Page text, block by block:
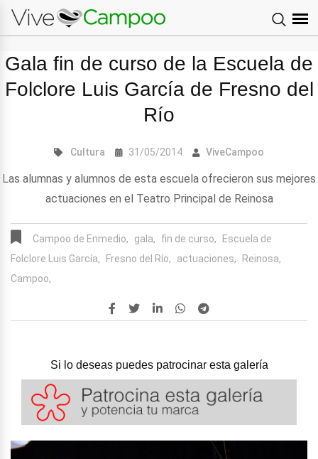
Gala fin de curso de la Escuela de
Folclore Luis García de Fresno del
Río
Cultura 31/05/2014 ViveCampoo
Las alumnas y alumnos de esta escuela ofrecieron sus mejores
actuaciones en el Teatro Principal de Reinosa
Campoo de Enmedio, gala, fin de curso,
Escuela de
Folclore Luis García,
Fresno del Río, actuaciones,
Reinosa,
Campoo,
Si lo deseas puedes patrocinar esta galería